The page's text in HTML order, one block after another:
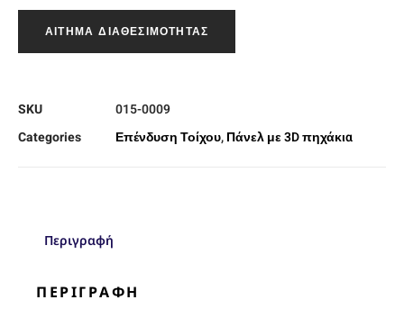
ΑΊΤΗΜΑ ΔΙΑΘΕΣΙΜΌΤΗΤΑΣ
SKU
015-0009
Categories
Επένδυση Τοίχου,Πάνελ με 3D πηχάκια
Περιγραφή
ΠΕΡΙΓΡΑΦΉ